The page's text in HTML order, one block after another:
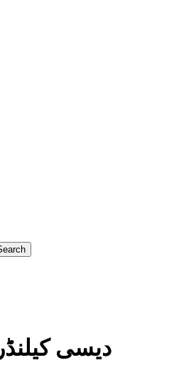
Tag Archives: دیسی کیلنڈر